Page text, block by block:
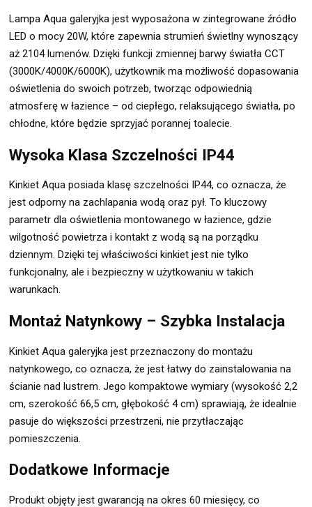
Lampa Aqua galeryjka jest wyposażona w zintegrowane źródło
LED o mocy 20W, które zapewnia strumień świetlny wynoszący
aż 2104 lumenów. Dzięki funkcji zmiennej barwy światła CCT
(3000K/4000K/6000K), użytkownik ma możliwość dopasowania
oświetlenia do swoich potrzeb, tworząc odpowiednią
atmosferę w łazience – od ciepłego, relaksującego światła, po
chłodne, które będzie sprzyjać porannej toalecie.
Wysoka Klasa Szczelności IP44
Kinkiet Aqua posiada klasę szczelności IP44, co oznacza, że
jest odporny na zachlapania wodą oraz pył. To kluczowy
parametr dla oświetlenia montowanego w łazience, gdzie
wilgotność powietrza i kontakt z wodą są na porządku
dziennym. Dzięki tej właściwości kinkiet jest nie tylko
funkcjonalny, ale i bezpieczny w użytkowaniu w takich
warunkach.
Montaż Natynkowy – Szybka Instalacja
Kinkiet Aqua galeryjka jest przeznaczony do montażu
natynkowego, co oznacza, że jest łatwy do zainstalowania na
ścianie nad lustrem. Jego kompaktowe wymiary (wysokość 2,2
cm, szerokość 66,5 cm, głębokość 4 cm) sprawiają, że idealnie
pasuje do większości przestrzeni, nie przytłaczając
pomieszczenia.
Dodatkowe Informacje
Produkt objęty jest gwarancją na okres 60 miesięcy, co